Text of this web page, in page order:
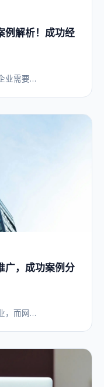
例解析！成功经
业需要…
广，成功案例分
，而网…